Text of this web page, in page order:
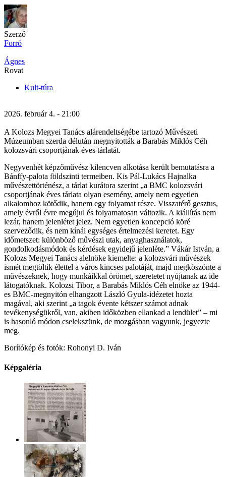
Szerző
Forró
Ágnes
Rovat
Kult-túra
2026. február 4. - 21:00
A Kolozs Megyei Tanács alárendeltségébe tartozó Művészeti
Múzeumban szerda délután megnyitották a Barabás Miklós Céh
kolozsvári csoportjának éves tárlatát.
Negyvenhét képzőművész kilencven alkotása került bemutatásra a
Bánffy-palota földszinti termeiben. Kis Pál-Lukács Hajnalka
művészettörténész, a tárlat kurátora szerint „a BMC kolozsvári
csoportjának éves tárlata olyan esemény, amely nem egyetlen
alkalomhoz kötődik, hanem egy folyamat része. Visszatérő gesztus,
amely évről évre megújul és folyamatosan változik. A kiállítás nem
lezár, hanem jelenlétet jelez. Nem egyetlen koncepció köré
szerveződik, és nem kínál egységes értelmezési keretet. Egy
időmetszet: különböző művészi utak, anyaghasználatok,
gondolkodásmódok és kérdések egyidejű jelenléte.” Vákár István, a
Kolozs Megyei Tanács alelnöke kiemelte: a kolozsvári művészek
ismét megtöltik élettel a város kincses palotáját, majd megköszönte a
művészeknek, hogy munkáikkal örömet, szeretetet nyújtanak az ide
látogatóknak. Kolozsi Tibor, a Barabás Miklós Céh elnöke az 1944-
es BMC-megnyitón elhangzott László Gyula-idézetet hozta
magával, aki szerint „a tagok évente kétszer számot adnak
tevékenységükről, van, akiben időközben ellankad a lendület” – mi
is hasonló módon cselekszünk, de mozgásban vagyunk, jegyezte
meg.
Borítókép és fotók: Rohonyi D. Iván
Képgaléria